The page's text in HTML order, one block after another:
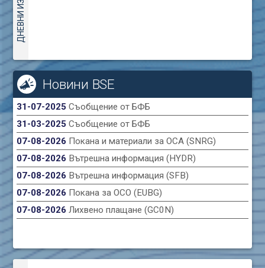
Новини BSE
31-07-2025Съобщение от БФБ
31-03-2025Съобщение от БФБ
07-08-2026 Покана и материали за ОСА (SNRG)
07-08-2026 Вътрешна информация (HYDR)
07-08-2026 Вътрешна информация (SFB)
07-08-2026 Покана за ОСО (EUBG)
07-08-2026Лихвено плащане (GC0N)